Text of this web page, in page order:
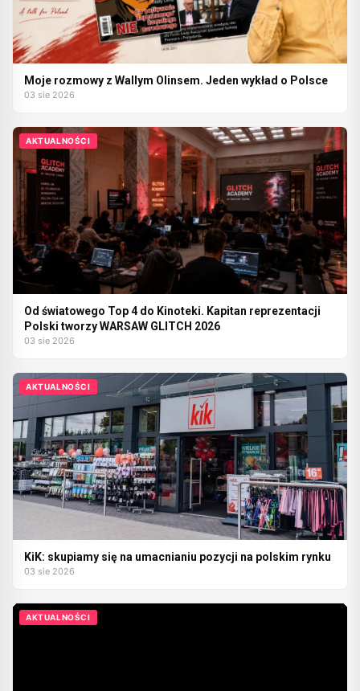
Moje rozmowy z Wallym Olinsem. Jeden wykład o Polsce
03 sie 2026
AKTUALNOŚCI
Od światowego Top 4 do Kinoteki. Kapitan reprezentacji
Polski tworzy WARSAW GLITCH 2026
03 sie 2026
AKTUALNOŚCI
KiK: skupiamy się na umacnianiu pozycji na polskim rynku
03 sie 2026
AKTUALNOŚCI